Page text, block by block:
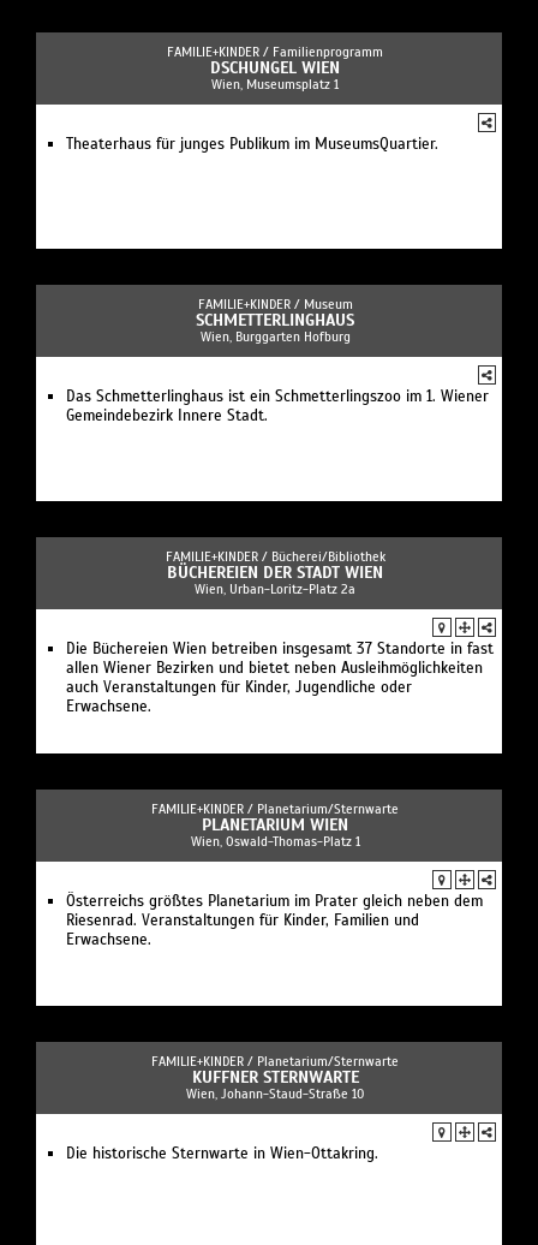
FAMILIE+KINDER / Familienprogramm
DSCHUNGEL WIEN
Wien, Museumsplatz 1
Theaterhaus für junges Publikum im MuseumsQuartier.
FAMILIE+KINDER / Museum
SCHMETTERLINGHAUS
Wien, Burggarten Hofburg
Das Schmetterlinghaus ist ein Schmetterlingszoo im 1. Wiener
Gemeindebezirk Innere Stadt.
FAMILIE+KINDER / Bücherei/Bibliothek
BÜCHEREIEN DER STADT WIEN
Wien, Urban-Loritz-Platz 2a
Die Büchereien Wien betreiben insgesamt 37 Standorte in fast
allen Wiener Bezirken und bietet neben Ausleihmöglichkeiten
auch Veranstaltungen für Kinder, Jugendliche oder
Erwachsene.
FAMILIE+KINDER / Planetarium/Sternwarte
PLANETARIUM WIEN
Wien, Oswald-Thomas-Platz 1
Österreichs größtes Planetarium im Prater gleich neben dem
Riesenrad. Veranstaltungen für Kinder, Familien und
Erwachsene.
FAMILIE+KINDER / Planetarium/Sternwarte
KUFFNER STERNWARTE
Wien, Johann-Staud-Straße 10
Die historische Sternwarte in Wien-Ottakring.